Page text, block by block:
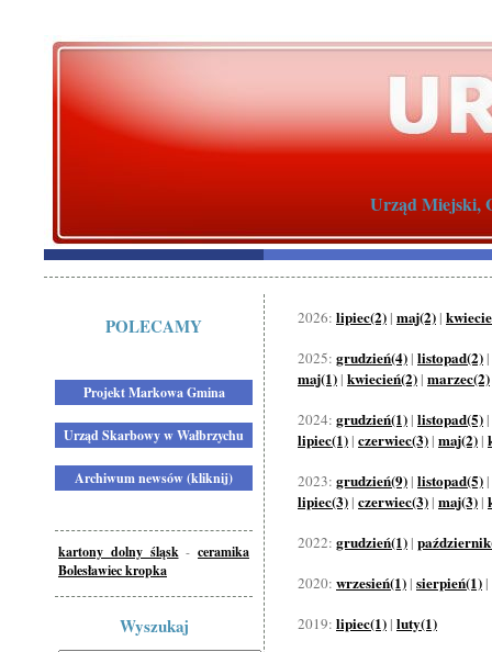
Urząd Miejski,
POLECAMY
Projekt Markowa Gmina
Urząd Skarbowy w Wałbrzychu
Archiwum newsów (kliknij)
kartony dolny śląsk - ceramika
Bolesławiec kropka
Wyszukaj
2026: lipiec(2) | maj(2) |
2025: grudzień(4) | listopad(2) |
maj(1) | kwiecień(2) | marzec(2)
2024: grudzień(1) | listopad(5) |
lipiec(1) | czerwiec(3) | maj(2) |
2023: grudzień(9) | listopad(5) |
lipiec(3) | czerwiec(3) | maj(3) |
2022: grudzień(1) |
2020: wrzesień(1) | sierpień(1) |
2019: lipiec(1) | luty(1)